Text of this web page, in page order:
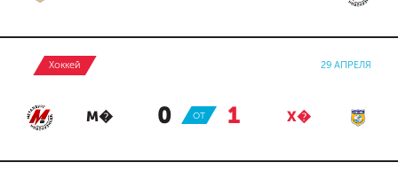
Хоккей 29 АПРЕЛЯ
М� 0 : 1 Х�
ОТ